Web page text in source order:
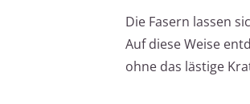
Die Fasern lassen
Auf diese Weise
ohne das lästige